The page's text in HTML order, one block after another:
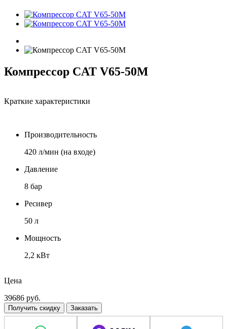
Компрессор CAT V65-50M
Краткие характеристики
Производительность
420 л/мин (на входе)
Давление
8 бар
Ресивер
50 л
Мощность
2,2 кВт
Цена
39686 руб.
Получить скидку Заказать